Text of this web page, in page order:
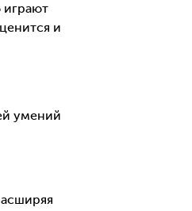
играют
и
умений